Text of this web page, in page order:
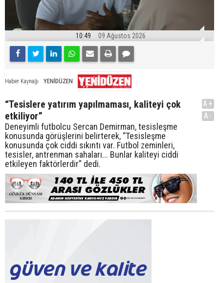
10:49 09 Ağustos 2026
Haber Kaynağı YENİDÜZEN
“Tesislere yatırım yapılmaması, kaliteyi çok
etkiliyor”
Deneyimli futbolcu Sercan Demirman, tesisleşme
konusunda görüşlerini belirterek, “Tesisleşme
konusunda çok ciddi sıkıntı var. Futbol zeminleri,
tesisler, antrenman sahaları... Bunlar kaliteyi ciddi
etkileyen faktörlerdir” dedi.
A+
A-